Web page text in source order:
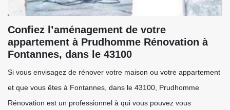
Confiez l’aménagement de votre
appartement à Prudhomme Rénovation à
Fontannes, dans le 43100
Si vous envisagez de rénover votre maison ou votre appartement
et que vous êtes à Fontannes, dans le 43100, Prudhomme
Rénovation est un professionnel à qui vous pouvez vous